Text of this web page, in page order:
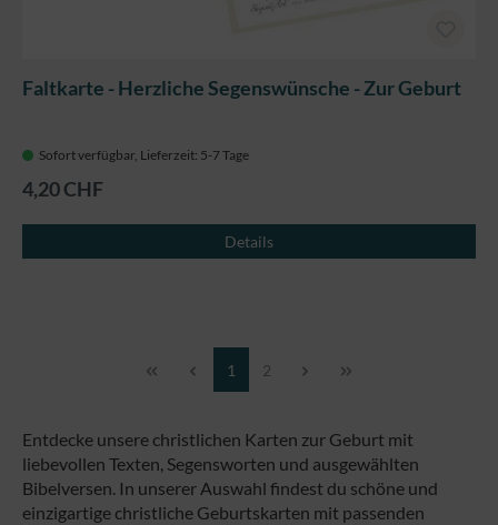
Faltkarte - Herzliche Segenswünsche - Zur Geburt
Sofort verfügbar, Lieferzeit: 5-7 Tage
4,20 CHF
Details
Seite
1 Seite
2
Entdecke unsere christlichen Karten zur Geburt mit
liebevollen Texten, Segensworten und ausgewählten
Bibelversen. In unserer Auswahl findest du schöne und
einzigartige christliche Geburtskarten mit passenden